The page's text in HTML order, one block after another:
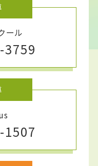
ール
3759
1507